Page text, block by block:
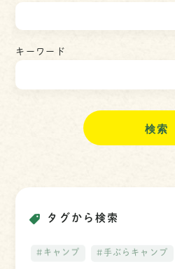
キーワード
検
タグから検索
#キャンプ #手ぶらキャンプ